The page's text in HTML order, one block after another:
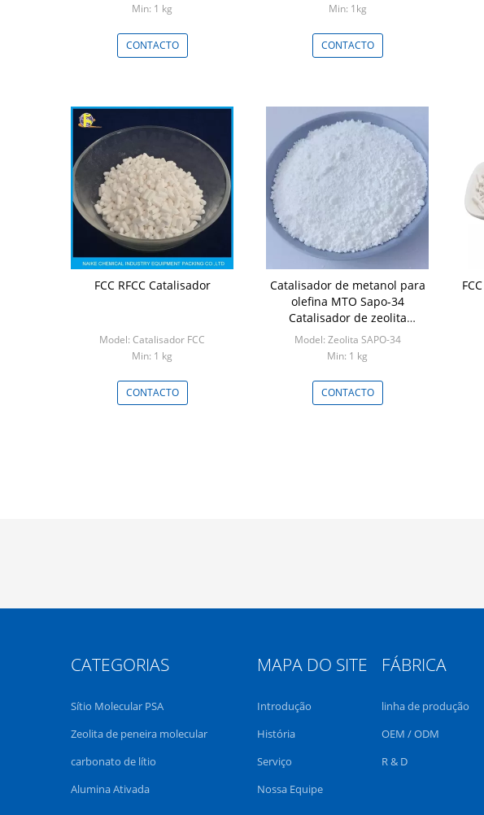
Min: 1 kg
CONTACTO
Min: 1kg
CONTACTO
FCC RFCC Catalisador
Model: Catalisador FCC
Min: 1 kg
CONTACTO
Catalisador de metanol para
olefina MTO Sapo-34
Catalisador de zeolita
Catalisadores
Model: Zeolita SAPO-34
Min: 1 kg
CONTACTO
CATEGORIAS
Sítio Molecular PSA
Zeolita de peneira molecular
carbonato de lítio
Alumina Ativada
MAPA DO SITE
Introdução
História
Serviço
Nossa Equipe
FÁBRICA
linha de produção
OEM / ODM
R & D